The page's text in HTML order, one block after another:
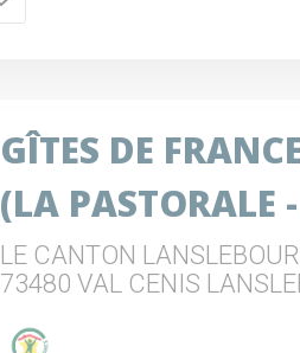
GÎTES DE
(LA PASTORALE
LE CANTON
73480 VAL CENIS